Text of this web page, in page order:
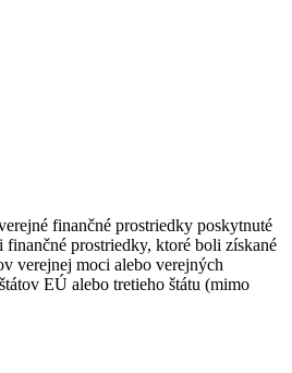
finančné prostriedky poskytnuté
finančné prostriedky, ktoré boli získané
verejnej moci alebo verejných
EÚ alebo tretieho štátu (mimo